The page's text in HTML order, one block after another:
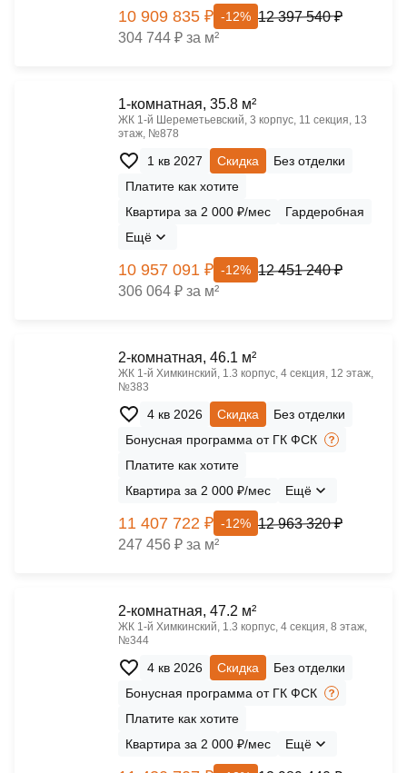
10 909 835 ₽ -12% 12 397 540 ₽
304 744 ₽ за м²
1-комнатная, 35.8 м²
ЖК 1‑й Шереметьевский, 3 корпус, 11 секция, 13
этаж, №878
1 кв 2027 Скидка
Без отделки
Платите как хотите
Квартира за 2 000 ₽/мес
Гардеробная
Ещё
10 957 091 ₽ -12% 12 451 240 ₽
306 064 ₽ за м²
2-комнатная, 46.1 м²
ЖК 1‑й Химкинский, 1.3 корпус, 4 секция, 12 этаж,
№383
4 кв 2026 Скидка
Без отделки
Бонусная программа от ГК ФСК
Платите как хотите
Квартира за 2 000 ₽/мес
Ещё
11 407 722 ₽ -12% 12 963 320 ₽
247 456 ₽ за м²
2-комнатная, 47.2 м²
ЖК 1‑й Химкинский, 1.3 корпус, 4 секция, 8 этаж,
№344
4 кв 2026 Скидка
Без отделки
Бонусная программа от ГК ФСК
Платите как хотите
Квартира за 2 000 ₽/мес
Ещё